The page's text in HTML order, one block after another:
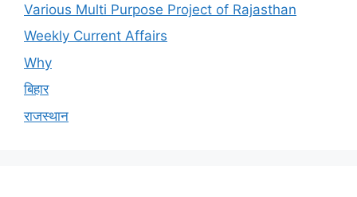
Various Multi Purpose Project of Rajasthan
Weekly Current Affairs
Why
बिहार
राजस्थान